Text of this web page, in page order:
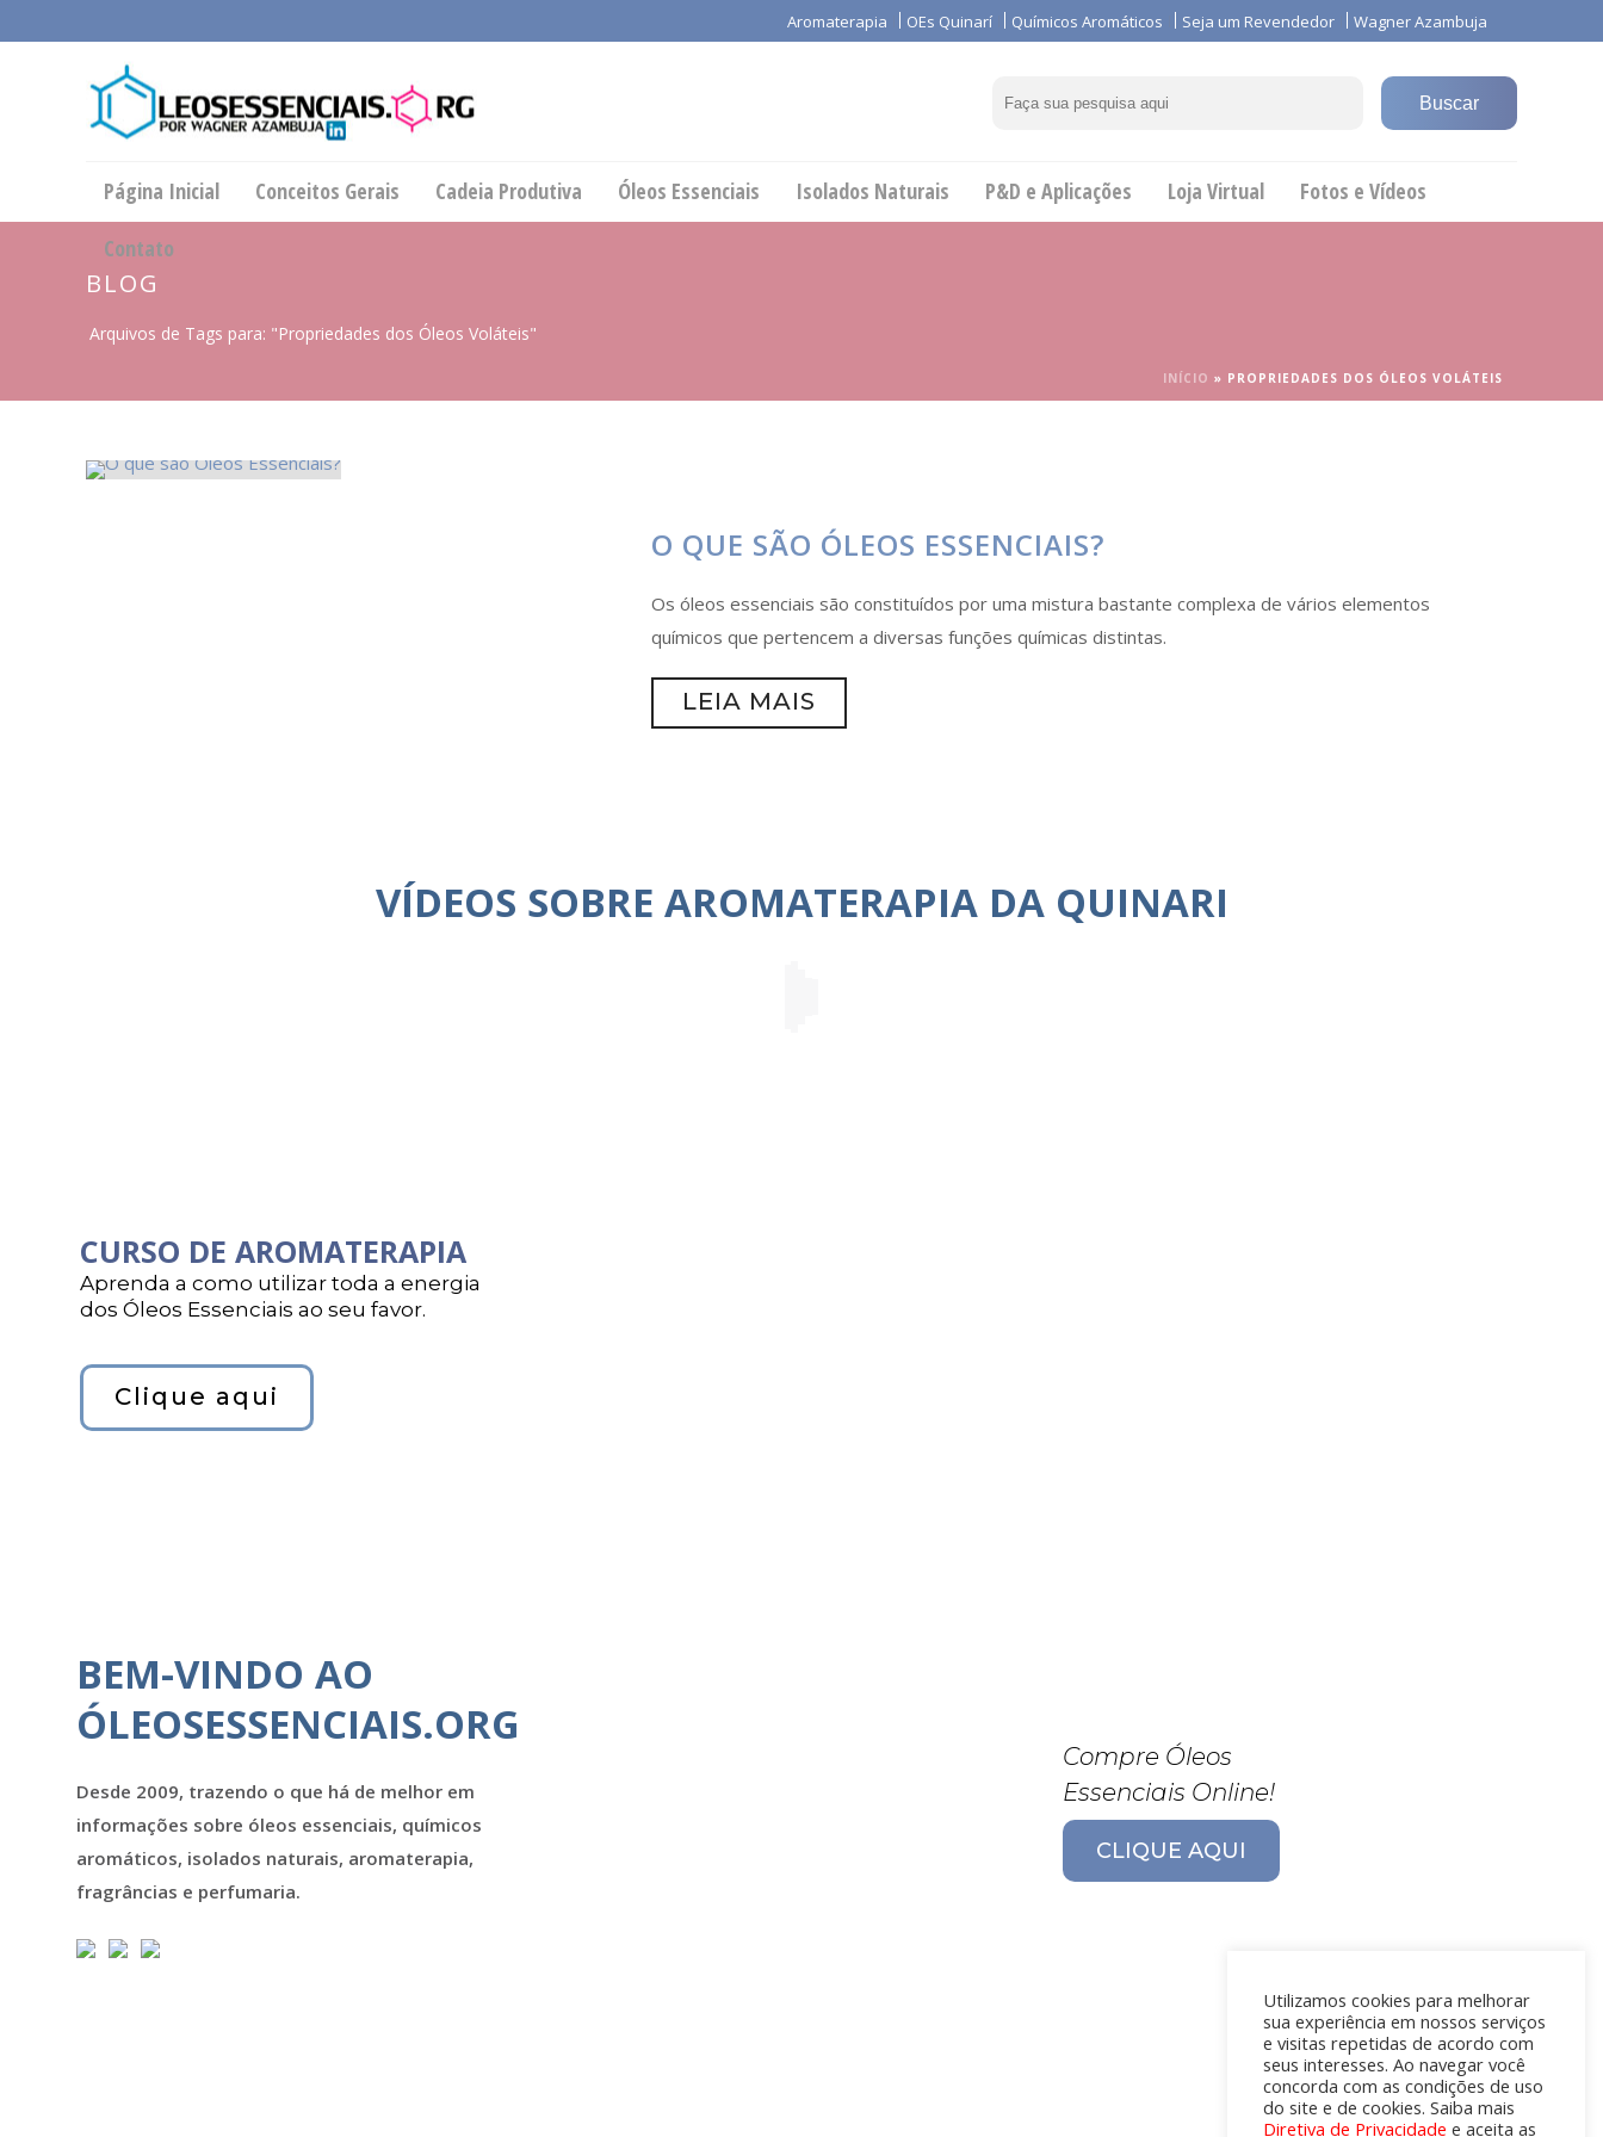
Aromaterapia OEs Quinarí Químicos Aromáticos Seja um Revendedor Wagner Azambuja
Página Inicial Conceitos Gerais Cadeia Produtiva Óleos Essenciais Isolados Naturais P&D e Aplicações Loja Virtual
Fotos e Vídeos
Contato
BLOG
Arquivos de Tags para: "Propriedades dos Óleos Voláteis"
INÍCIO » PROPRIEDADES DOS ÓLEOS VOLÁTEIS
O QUE SÃO ÓLEOS ESSENCIAIS?
Os óleos essenciais são constituídos por uma mistura bastante complexa de vários elementos
químicos que pertencem a diversas funções químicas distintas.
LEIA MAIS
VÍDEOS SOBRE AROMATERAPIA DA QUINARI
CURSO DE AROMATERAPIA
Aprenda a como utilizar toda a energia
dos Óleos Essenciais ao seu favor.
Clique aqui
BEM-VINDO AO
ÓLEOSESSENCIAIS.ORG
Desde 2009, trazendo o que há de melhor em
informações sobre óleos essenciais, químicos
aromáticos, isolados naturais, aromaterapia,
fragrâncias e perfumaria.
Compre Óleos
Essenciais Online!
CLIQUE AQUI
Utilizamos cookies para melhorar
sua experiência em nossos serviços
e visitas repetidas de acordo com
seus interesses. Ao navegar você
concorda com as condições de uso
do site e de cookies. Saiba mais
Diretiva de Privacidade e aceita as